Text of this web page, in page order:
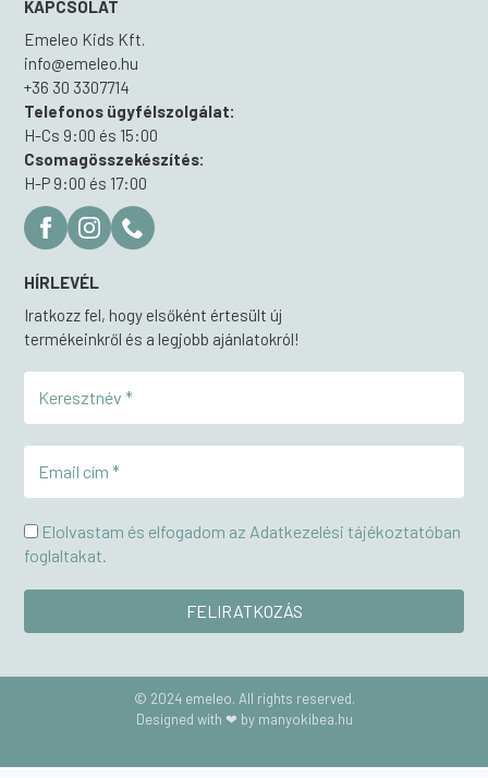
KAPCSOLAT
Emeleo Kids Kft.
info@emeleo.hu
+36 30 3307714
Telefonos ügyfélszolgálat:
H-Cs 9:00 és 15:00
Csomagösszekészítés:
H-P 9:00 és 17:00
HÍRLEVÉL
Iratkozz fel, hogy elsőként értesült új
termékeinkről és a legjobb ajánlatokról!
Elolvastam és elfogadom az Adatkezelési tájékoztatóban
foglaltakat.
© 2024 emeleo. All rights reserved.
Designed with ❤ by manyokibea.hu